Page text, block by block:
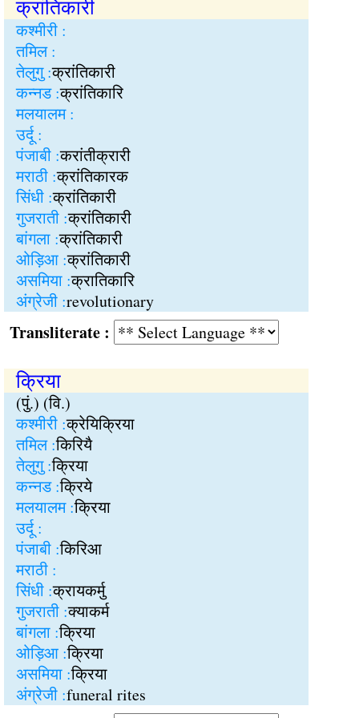
क्रांतिकारी
कश्मीरी :
तमिल :
तेलुगु :क्रांतिकारी
कन्नड :क्रांतिकारि
मलयालम :
उर्दू :
पंजाबी :करांतीक्रारी
मराठी :क्रांतिकारक
सिंधी :क्रांतिकारी
गुजराती :क्रांतिकारी
बांगला :क्रांतिकारी
ओड़िआ :क्रांतिकारी
असमिया :क्रातिकारि
अंग्रेजी :revolutionary
:
क्रिया
(पुं.) (वि.)
कश्मीरी :क्रेयिक्रिया
तमिल :किरियै
तेलुगु :क्रिया
कन्नड :क्रिये
मलयालम :क्रिया
उर्दू :
पंजाबी :किरिआ
मराठी :
सिंधी :क्रायकर्मु
गुजराती :क्याकर्म
बांगला :क्रिया
ओड़िआ :क्रिया
असमिया :क्रिया
अंग्रेजी :funeral rites